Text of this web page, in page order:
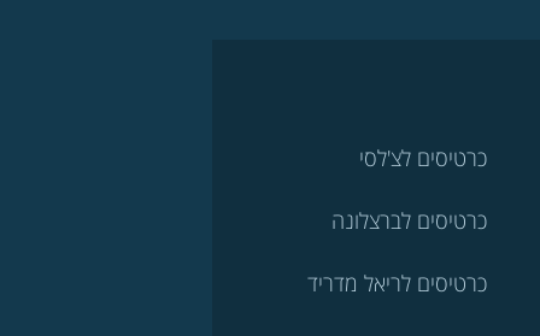
כרטיסים לצ'לסי
כרטיסים לברצלונה
כרטיסים לריאל מדריד